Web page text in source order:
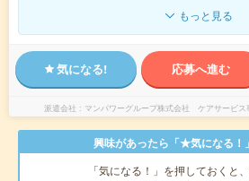
もっと見る
気になる! 応募へ進む
派遣会社 マンパワーグループ株式会社 ケアサービス
興味があったら「★気になる！
「気になる！」を押しておくと